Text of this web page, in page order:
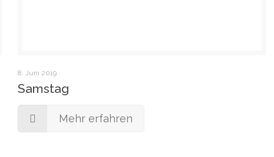
8. Juni 2019
Samstag
Mehr erfahren